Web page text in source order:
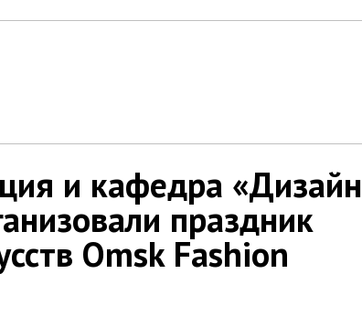
и кафедра «Дизайн
праздник
Omsk Fashion